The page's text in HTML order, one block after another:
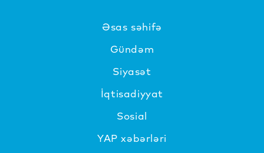
Əsas səhifə
Gündəm
Siyasət
İqtisadiyyat
Sosial
YAP xəbərləri